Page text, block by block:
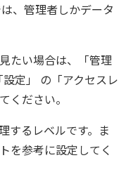
、管理者しかデータ
たい場合は、「管理
定」 の「アクセスレ
ください。
するレベルです。ま
を参考に設定してく